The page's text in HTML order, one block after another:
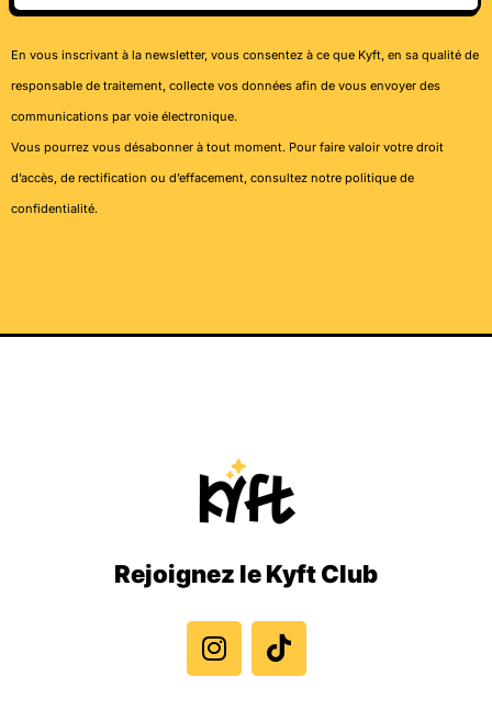
En vous inscrivant à la newsletter, vous consentez à ce que Kyft, en sa qualité de
responsable de traitement, collecte vos données afin de vous envoyer des
communications par voie électronique.
Vous pourrez vous désabonner à tout moment. Pour faire valoir votre droit
d’accès, de rectification ou d’effacement, consultez notre politique de
confidentialité.
Rejoignez le Kyft Club
n
s
t
i
k
t